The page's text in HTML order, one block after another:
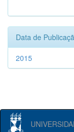
Data de
2015